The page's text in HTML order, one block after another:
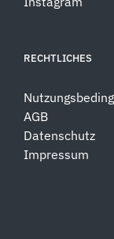
RECHTLICHES
AGB
Datenschutz
Impressum